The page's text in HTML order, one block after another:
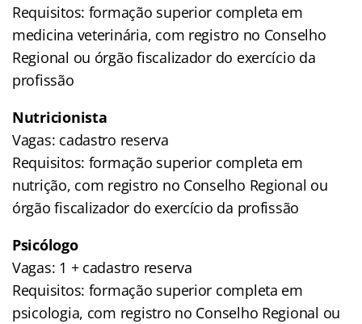
Requisitos: formação superior completa em
medicina veterinária, com registro no Conselho
Regional ou órgão fiscalizador do exercício da
profissão
Nutricionista
Vagas: cadastro reserva
Requisitos: formação superior completa em
nutrição, com registro no Conselho Regional ou
órgão fiscalizador do exercício da profissão
Psicólogo
Vagas: 1 + cadastro reserva
Requisitos: formação superior completa em
psicologia, com registro no Conselho Regional ou